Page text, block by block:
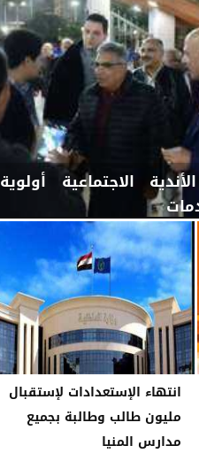
الاجتماعية أولوية
انتهاء الإستعدادات لإستقبال
مليون طالب وطالبة بجميع
مدارس المنيا